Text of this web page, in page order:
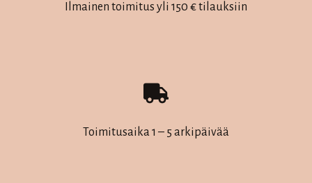
Ilmainen toimitus yli 150 € tilauksiin
Toimitusaika 1 – 5 arkipäivää